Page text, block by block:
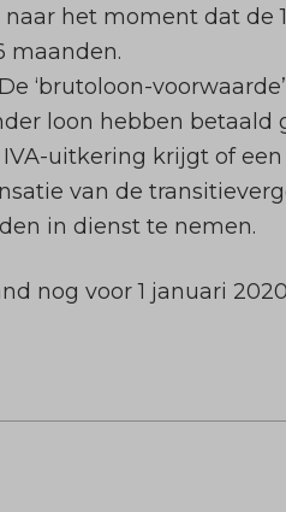
het moment dat de
maanden.
‘brutoloon-
loon hebben
uitkering krijgt of
van de
in dienst te nemen.
nog voor 1 januari